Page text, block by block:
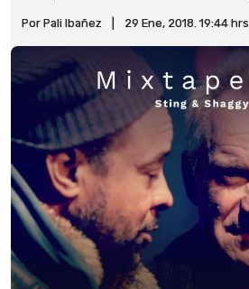
Por Pali Ibañez 29 Ene, 2018. 19:44 hrs